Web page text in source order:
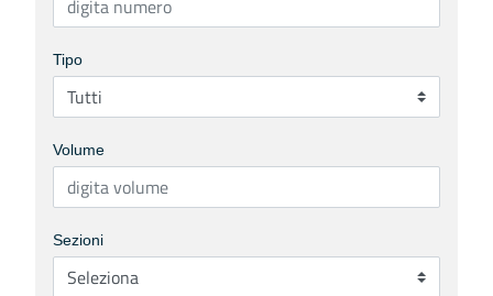
Tipo
Volume
Sezioni